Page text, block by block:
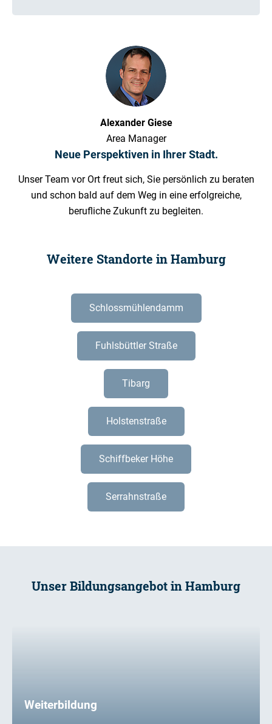
Alexander Giese
Area Manager
Neue Perspektiven in Ihrer Stadt.
Unser Team vor Ort freut sich, Sie persönlich zu beraten
und schon bald auf dem Weg in eine erfolgreiche,
berufliche Zukunft zu begleiten.
Weitere Standorte in Hamburg
Schlossmühlendamm
Fuhlsbüttler Straße
Tibarg
Holstenstraße
Schiffbeker Höhe
Serrahnstraße
Unser Bildungsangebot in Hamburg
Weiterbildung